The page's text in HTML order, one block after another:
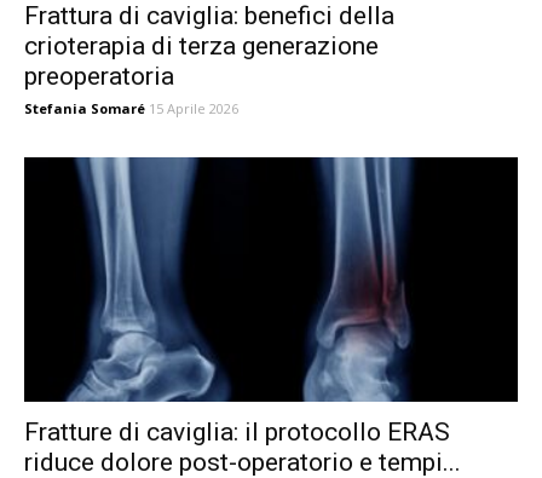
Frattura di caviglia: benefici della
crioterapia di terza generazione
preoperatoria
Stefania Somaré 15 Aprile 2026
Fratture di caviglia: il protocollo ERAS
riduce dolore post-operatorio e tempi...